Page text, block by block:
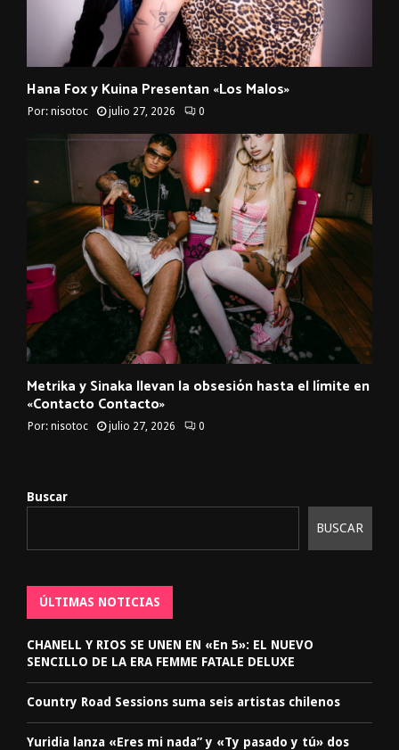
Hana Fox y Kuina Presentan «Los Malos»
Por: nisotoc julio 27, 2026 0
Metrika y Sinaka llevan la obsesión hasta el límite en
«Contacto Contacto»
Por: nisotoc julio 27, 2026 0
Buscar
BUSCAR
ÚLTIMAS NOTICIAS
CHANELL Y RIOS SE UNEN EN «En 5»: EL NUEVO
SENCILLO DE LA ERA FEMME FATALE DELUXE
Country Road Sessions suma seis artistas chilenos
Yuridia lanza «Eres mi nada” y «Ty pasado y tú» dos